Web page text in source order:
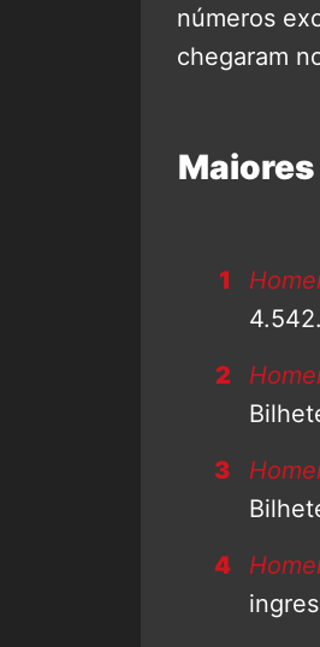
números
chegaram